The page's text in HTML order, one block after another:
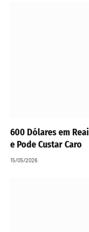
600 Dólares em
e Pode Custar Caro
15/05/2026